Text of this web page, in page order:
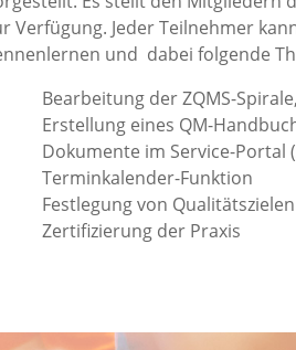
Verfügung. Jeder Teilnehmer
und dabei folgende
der ZQMS-Spirale,
eines QM-
im Service-Portal
Funktion
von Qualitätszielen
der Praxis